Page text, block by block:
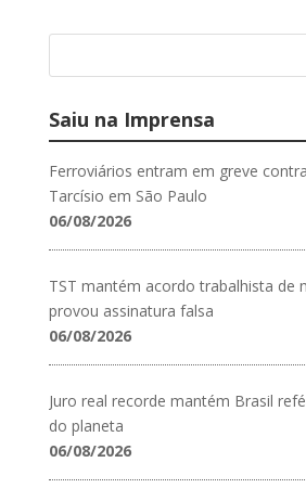
Saiu na Imprensa
Ferroviários entram em greve
Tarcísio em São Paulo
06/08/2026
TST mantém acordo trabalhista de
provou assinatura falsa
06/08/2026
Juro real recorde mantém Brasil
do planeta
06/08/2026